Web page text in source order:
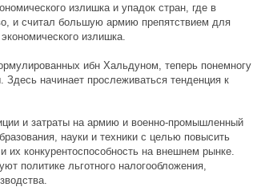
излишка и упадок стран, где в
и считал большую армию препятствием для
излишка.
ибн Хальдуном, теперь понемногу
начинает прослеживаться тенденция к
и затраты на армию и военно-промышленный
науки и техники с целью повысить
их конкурентоспособность на внешнем рынке.
политике льготного налогообложения,